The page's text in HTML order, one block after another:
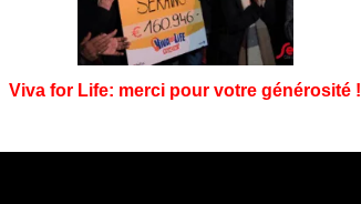
Viva for Life: merci pour votre générosité !